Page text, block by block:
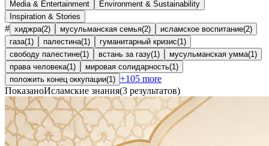
Media & Entertainment
Environment & Sustainability
Inspiration & Stories
# хиджра(2) мусульманская семья(2) исламское воспитание(2)
газа(1 ) палестина(1 ) гуманитарный кризис(1 )
свободу палестине(1 ) встань за газу(1 ) мусульманская умма(1 )
права человека(1 ) мировая солидарность(1 )
положить конец оккупации(1 ) +105 more
ПоказаноИсламские знания(3 результатов)